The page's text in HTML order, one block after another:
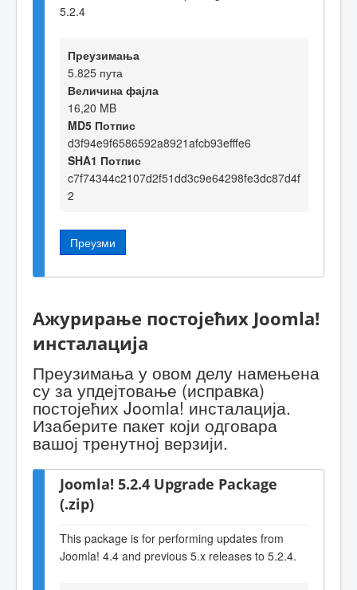
5.2.4
Преузимања
5.825 пута
Величина фајла
16,20 MB
MD5 Потпис
d3f94e9f6586592a8921afcb93efffe6
SHA1 Потпис
c7f74344c2107d2f51dd3c9e64298fe3dc87d4f
2
Преузми
Ажурирање постојећих Joomla!
инсталација
Преузимања у овом делу намењена
су за упдејтовање (исправка)
постојећих Joomla! инсталација.
Изаберите пакет који одговара
вашој тренутној верзији.
Joomla! 5.2.4 Upgrade Package
(.zip)
This package is for performing updates from
Joomla! 4.4 and previous 5.x releases to 5.2.4.